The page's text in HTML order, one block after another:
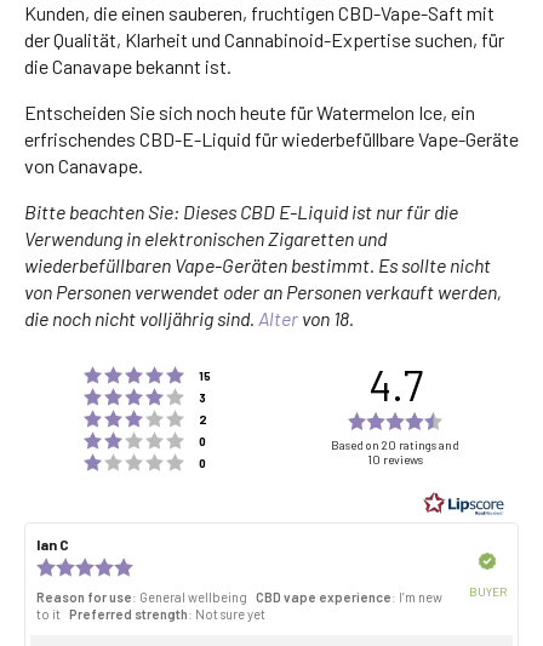
Kunden, die einen sauberen, fruchtigen CBD-Vape-Saft mit
der Qualität, Klarheit und Cannabinoid-Expertise suchen, für
die Canavape bekannt ist.
Entscheiden Sie sich noch heute für Watermelon Ice, ein
erfrischendes CBD-E-Liquid für wiederbefüllbare Vape-Geräte
von Canavape.
Bitte beachten Sie: Dieses CBD E-Liquid ist nur für die
Verwendung in elektronischen Zigaretten und
wiederbefüllbaren Vape-Geräten bestimmt. Es sollte nicht
von Personen verwendet oder an Personen verkauft werden,
die noch nicht volljährig sind. Alter von 18.
Rating 5 out of 5 stars
15
Rating 4 out of 5 stars
3
Rating 3 out of 5 stars
2
Rating 2 out of 5 stars
0
Rating 1 out of 5 stars
0
4.7
4.7
of
5
stars
Based on 20 ratings and
10 reviews
Review
author:
Ian C
date:
5.0
out
Reason for use: General wellbeing CBD vape experience: I’m new
to it
Preferred strength: Not sure yet
BUYER